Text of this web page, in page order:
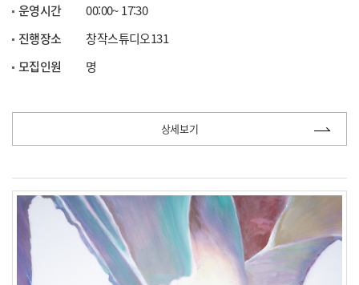
운영시간
00:00~ 17:30
진행장소
창작스튜디오131
모집인원
명
상세보기